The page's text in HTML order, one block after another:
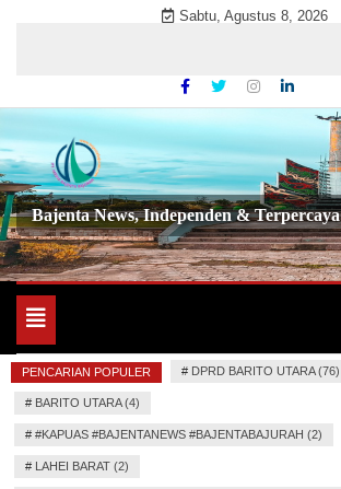
Sabtu, Agustus 8, 2026
Bajenta News, Independen & Terpercaya
Toggle
navigation
PENCARIAN POPULER # DPRD BARITO UTARA (76)
# BARITO UTARA (4)
# #KAPUAS #BAJENTANEWS #BAJENTABAJURAH (2)
# LAHEI BARAT (2)